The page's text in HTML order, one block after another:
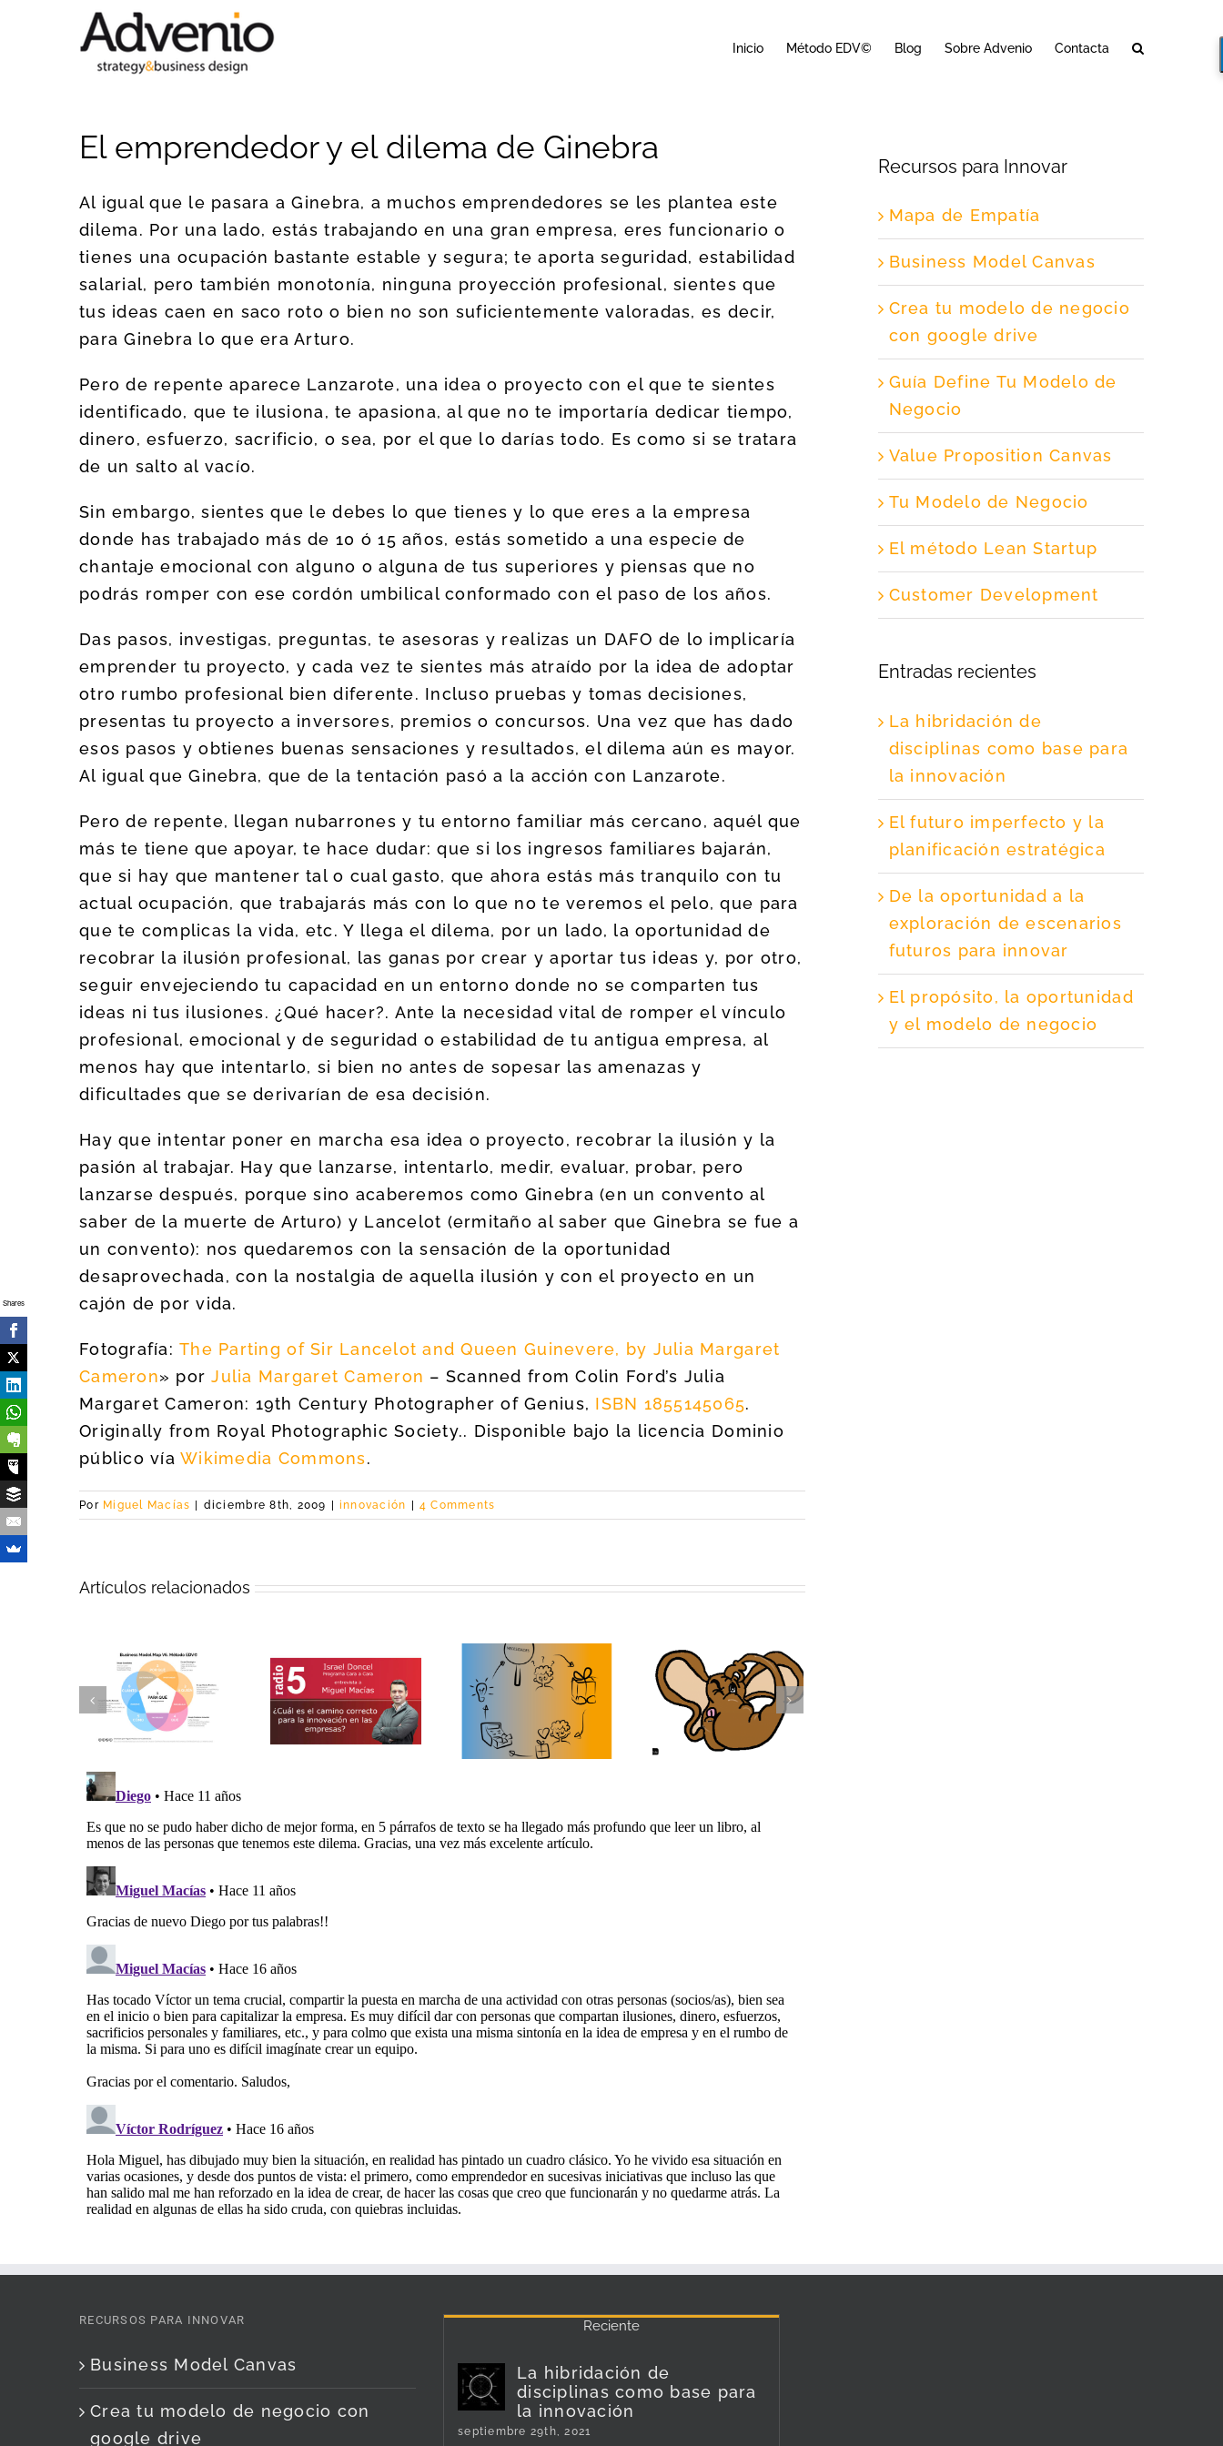
Inicio Método EDV© Blog Sobre Advenio Contacta
El emprendedor y el dilema de Ginebra
Al igual que le pasara a Ginebra, a muchos emprendedores se les plantea este
dilema. Por una lado, estás trabajando en una gran empresa, eres funcionario o
tienes una ocupación bastante estable y segura; te aporta seguridad, estabilidad
salarial, pero también monotonía, ninguna proyección profesional, sientes que
tus ideas caen en saco roto o bien no son suficientemente valoradas, es decir,
para Ginebra lo que era Arturo.
Pero de repente aparece Lanzarote, una idea o proyecto con el que te sientes
identificado, que te ilusiona, te apasiona, al que no te importaría dedicar tiempo,
dinero, esfuerzo, sacrificio, o sea, por el que lo darías todo. Es como si se tratara
de un salto al vacío.
Sin embargo, sientes que le debes lo que tienes y lo que eres a la empresa
donde has trabajado más de 10 ó 15 años, estás sometido a una especie de
chantaje emocional con alguno o alguna de tus superiores y piensas que no
podrás romper con ese cordón umbilical conformado con el paso de los años.
Das pasos, investigas, preguntas, te asesoras y realizas un DAFO de lo implicaría
emprender tu proyecto, y cada vez te sientes más atraído por la idea de adoptar
otro rumbo profesional bien diferente. Incluso pruebas y tomas decisiones,
presentas tu proyecto a inversores, premios o concursos. Una vez que has dado
esos pasos y obtienes buenas sensaciones y resultados, el dilema aún es mayor.
Al igual que Ginebra, que de la tentación pasó a la acción con Lanzarote.
Pero de repente, llegan nubarrones y tu entorno familiar más cercano, aquél que
más te tiene que apoyar, te hace dudar: que si los ingresos familiares bajarán,
que si hay que mantener tal o cual gasto, que ahora estás más tranquilo con tu
actual ocupación, que trabajarás más con lo que no te veremos el pelo, que para
que te complicas la vida, etc. Y llega el dilema, por un lado, la oportunidad de
recobrar la ilusión profesional, las ganas por crear y aportar tus ideas y, por otro,
seguir envejeciendo tu capacidad en un entorno donde no se comparten tus
ideas ni tus ilusiones. ¿Qué hacer?. Ante la necesidad vital de romper el vínculo
profesional, emocional y de seguridad o estabilidad de tu antigua empresa, al
menos hay que intentarlo, si bien no antes de sopesar las amenazas y
dificultades que se derivarían de esa decisión.
Hay que intentar poner en marcha esa idea o proyecto, recobrar la ilusión y la
pasión al trabajar. Hay que lanzarse, intentarlo, medir, evaluar, probar, pero
lanzarse después, porque sino acaberemos como Ginebra (en un convento al
saber de la muerte de Arturo) y Lancelot (ermitaño al saber que Ginebra se fue a
un convento): nos quedaremos con la sensación de la oportunidad
desaprovechada, con la nostalgia de aquella ilusión y con el proyecto en un
cajón de por vida.
Fotografía:The Parting of Sir Lancelot and Queen Guinevere, by Julia Margaret
Cameron» porJulia Margaret Cameron – Scanned from Colin Ford’s Julia
Margaret Cameron: 19th Century Photographer of Genius, ISBN 1855145065.
Originally from Royal Photographic Society.. Disponible bajo la licencia Dominio
público víaWikimedia Commons.
Por Miguel Macías diciembre 8th, 2009 innovación 4 Comments
Artículos relacionados
¿Cuál es el
camino correcto
para la innovación
en las empresas?
Innova en tu
modelo de
negocio
aportando valor a
Lo más
importante en tu
modelo de
negocio es el POR
Emprender, un
aprendizaje lleno
de fracasos
Recursos para Innovar
Mapa de Empatía
Business Model Canvas
Crea tu modelo de negocio
con google drive
Guía Define Tu Modelo de
Negocio
Value Proposition Canvas
Tu Modelo de Negocio
El método Lean Startup
Customer Development
Entradas recientes
La hibridación de
disciplinas como base para
la innovación
El futuro imperfecto y la
planificación estratégica
De la oportunidad a la
exploración de escenarios
futuros para innovar
El propósito, la oportunidad
y el modelo de negocio
RECURSOS PARA INNOVAR
Business Model Canvas
Crea tu modelo de negocio con
google drive
Reciente
La hibridación de
disciplinas como base para
la innovación
septiembre 29th, 2021
Shares